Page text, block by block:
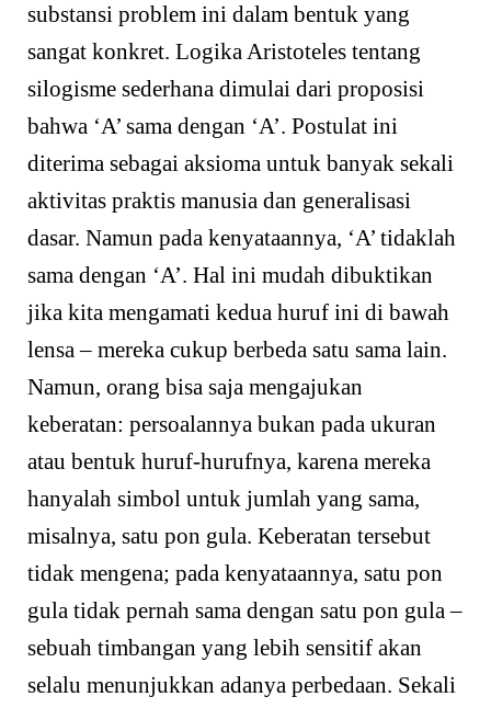
substansi problem ini dalam bentuk yang
sangat konkret. Logika Aristoteles tentang
silogisme sederhana dimulai dari proposisi
bahwa ‘A’ sama dengan ‘A’. Postulat ini
diterima sebagai aksioma untuk banyak sekali
aktivitas praktis manusia dan generalisasi
dasar. Namun pada kenyataannya, ‘A’ tidaklah
sama dengan ‘A’. Hal ini mudah dibuktikan
jika kita mengamati kedua huruf ini di bawah
lensa – mereka cukup berbeda satu sama lain.
Namun, orang bisa saja mengajukan
keberatan: persoalannya bukan pada ukuran
atau bentuk huruf-hurufnya, karena mereka
hanyalah simbol untuk jumlah yang sama,
misalnya, satu pon gula. Keberatan tersebut
tidak mengena; pada kenyataannya, satu pon
gula tidak pernah sama dengan satu pon gula –
sebuah timbangan yang lebih sensitif akan
selalu menunjukkan adanya perbedaan. Sekali